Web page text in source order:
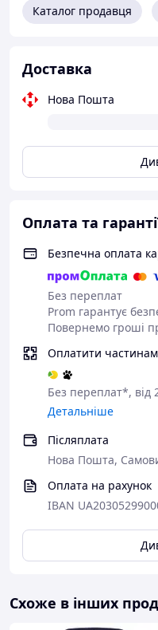
Вироблено компанією
Каталог продавця
Доставка
Нова Пошта
Оплата та
Безпечна оплата
Без переплат
Prom гарантує
Повернемо гроші
Оплатити
Без переплат*, від
Детальніше
Післяплата
Нова Пошта,
Оплата на рахунок
IBAN
Схоже в інших